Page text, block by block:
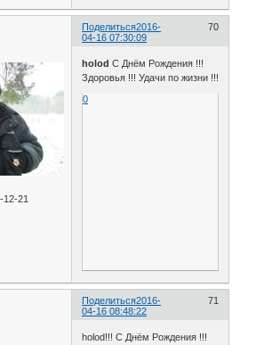
Поделиться 70
2016-
04-16 07:30:09
12-21
holod С Днём Рождения !!!
Здоровья !!! Удачи по жизни !!!
0
Поделиться 71
2016-
04-16 08:48:22
holod!!! С Днём Рождения !!!